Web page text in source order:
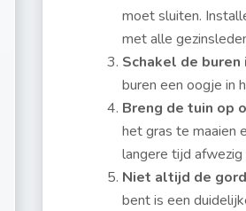
moet sluiten.
met alle
Schakel de buren
buren een oogje in
Breng de tuin op
het gras te maaien
langere tijd afwezig
Niet altijd de
bent is een